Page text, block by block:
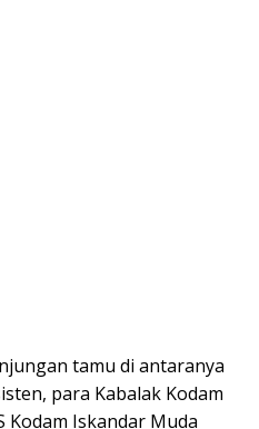
tamu di antaranya
para Kabalak Kodam
Iskandar Muda